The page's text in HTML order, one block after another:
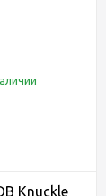
Knuckle